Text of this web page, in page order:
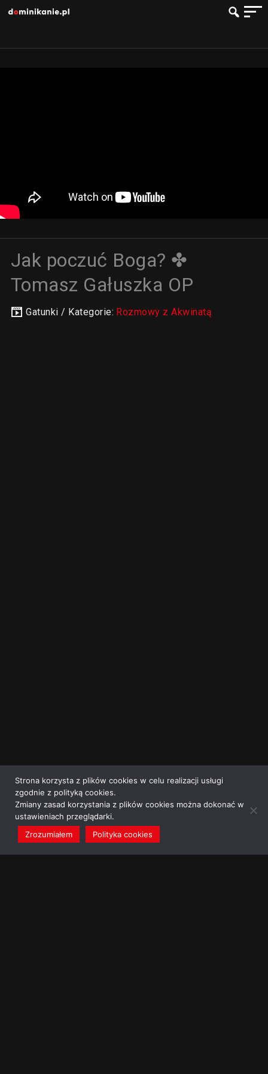
Jak poczuć Boga? ✤
Tomasz Gałuszka OP
Gatunki / Kategorie: Rozmowy z Akwinatą
Strona korzysta z plików cookies w celu realizacji usługi
zgodnie z polityką cookies.
Zmiany zasad korzystania z plików cookies można dokonać w
ustawieniach przeglądarki.
Zrozumiałem
Polityka cookies